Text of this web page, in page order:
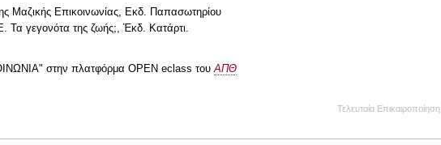
Eπικοινωνίας, Εκδ. Παπασωτηρίου
γεγονότα της ζωής;, Έκδ. Κατάρτι.
στην πλατφόρμα ΟPEN eclass τουΑΠΘ
Τελευταία Επικαιροποίηση